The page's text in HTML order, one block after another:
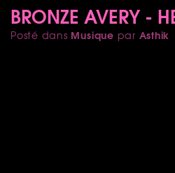
BRONZE AVERY -
Posté dans Musique par Asthik